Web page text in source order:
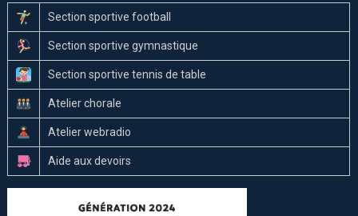
Section sportive football
Section sportive gymnastique
Section sportive tennis de table
Atelier chorale
Atelier webradio
Aide aux devoirs